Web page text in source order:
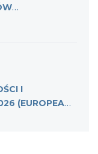
I
(EUROPEAN